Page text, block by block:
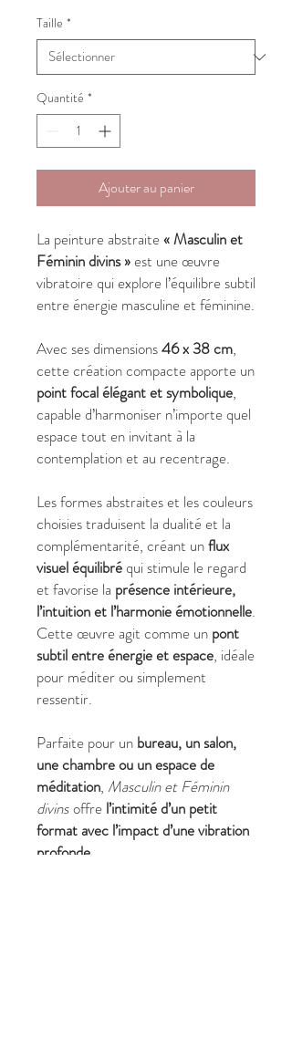
Taille *
Quantité *
Ajouter au panier
La peinture abstraite« Masculin et
Féminin divins »est une œuvre
vibratoire qui explore l’équilibre subtil
entre énergie masculine et féminine.
Avec ses dimensions46 x 38 cm,
cette création compacte apporte un
point focal élégant et symbolique,
capable d’harmoniser n’importe quel
espace tout en invitant à la
contemplation et au recentrage.
Les formes abstraites et les couleurs
choisies traduisent la dualité et la
complémentarité, créant unflux
visuel équilibréqui stimule le regard
et favorise la présence intérieure,
l’intuition et l’harmonie émotionnelle.
Cette œuvre agit comme un pont
subtil entre énergie et espace, idéale
pour méditer ou simplement
ressentir.
Parfaite pour un bureau, un salon,
une chambre ou un espace de
méditation, Masculin et Féminin
divins offre l’intimité d’un petit
format avec l’impact d’une vibration
profonde